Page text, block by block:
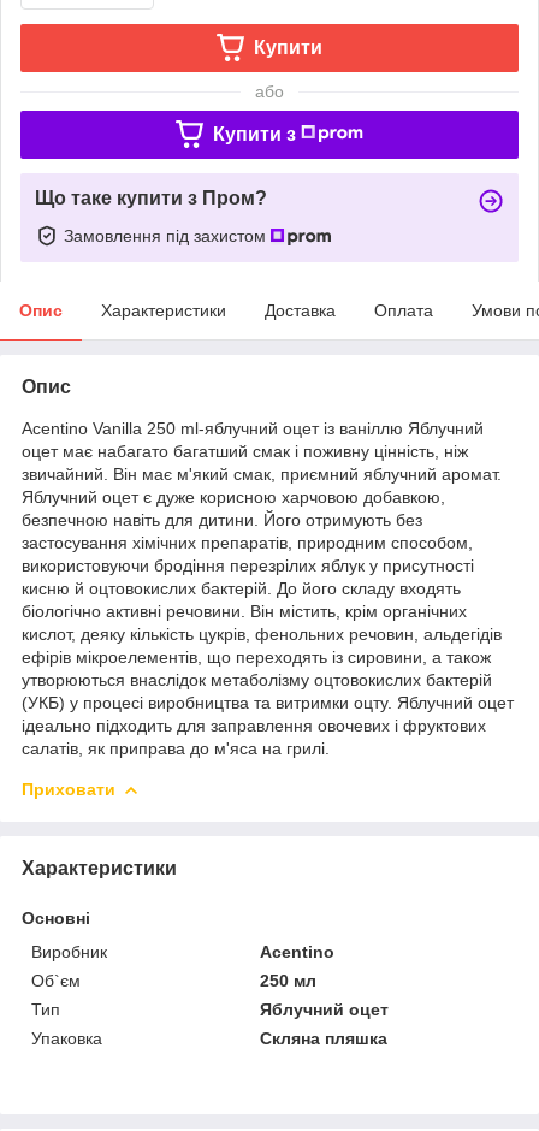
Купити
або
Купити з
Що таке купити з Пром?
Замовлення під захистом
Опис Характеристики Доставка Оплата Умови
Опис
Acentino Vanilla 250 ml-яблучний оцет із ваніллю Яблучний
оцет має набагато багатший смак і поживну цінність, ніж
звичайний. Він має м'який смак, приємний яблучний аромат.
Яблучний оцет є дуже корисною харчовою добавкою,
безпечною навіть для дитини. Його отримують без
застосування хімічних препаратів, природним способом,
використовуючи бродіння перезрілих яблук у присутності
кисню й оцтовокислих бактерій. До його складу входять
біологічно активні речовини. Він містить, крім органічних
кислот, деяку кількість цукрів, фенольних речовин, альдегідів
ефірів мікроелементів, що переходять із сировини, а також
утворюються внаслідок метаболізму оцтовокислих бактерій
(УКБ) у процесі виробництва та витримки оцту. Яблучний оцет
ідеально підходить для заправлення овочевих і фруктових
салатів, як приправа до м'яса на грилі.
Приховати
Характеристики
Основні
Виробник
Acentinо
Об`єм
250 мл
Тип
Яблучний оцет
Упаковка
Скляна пляшка